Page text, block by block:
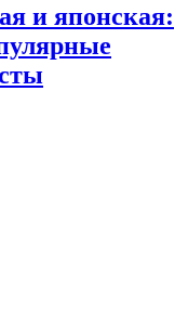
и японская: